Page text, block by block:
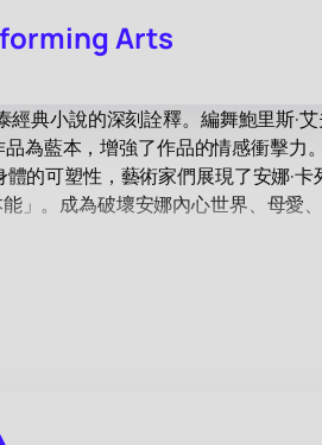
Arts
典小說的深刻詮釋。編舞鮑里斯·
為藍本，增強了作品的情感衝擊力。
的可塑性，藝術家們展現了安娜·卡
」。成為破壞安娜內心世界、母愛
和舒適的觀眾條件而聞名。劇團最